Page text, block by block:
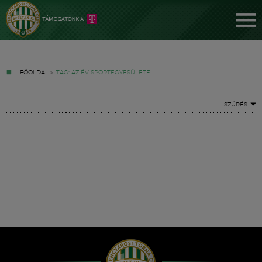
FŐOLDAL » TAG: AZ ÉV SPORTEGYESÜLETE
SZŰRÉS
Hírek